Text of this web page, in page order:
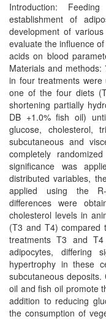
Introduction:
establishment of
development of
evaluate the influence
acids on blood
Materials and
in four treatments
one of the four diets
shortening partially
DB +1.0% fish oil)
glucose, cholesterol,
subcutaneous and
completely
significance was
distributed variables,
applied using the R-
differences were
cholesterol levels in
(T3 and T4) compared
treatments T3 and
adipocytes, differing
hypertrophy in these
subcutaneous
oil and fish oil promote
addition to reducing
the consumption of